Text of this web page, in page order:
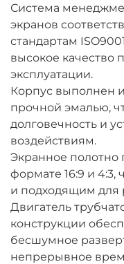
Система
экранов
стандартам
высокое качество
эксплуатации.
Корпус выполнен
прочной эмалью,
долговечность и
воздействиям.
Экранное полотно
формате 16:9 и 4:3,
и подходящим для
Двигатель
конструкции
бесшумное
непрерывное